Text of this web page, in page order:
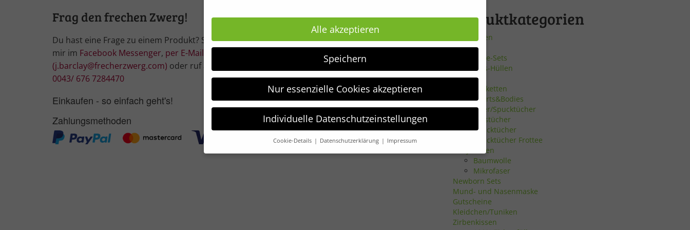
Frag den frechen Zwerg!
Du hast eine Frage zu einem Produkt? Schreibe
mir im Facebook Messenger, per E-Mail
(j.barclay@frecherzwerg.com) oder ruf an:
0043/ 676 7284470
Einkaufen - so einfach geht's!
Zahlungsmethoden
Newsletter
Erhalte die neuesten Kindermodetrends und
aktuelle Angebote als erster.
JETZT ANMELDEN!
Produktkategorien
Geldbörsen
Socken
Geschenke-Sets
Muki-Pass-Hüllen
Röcke
Schnullerketten
Pullis, Shirts&Bodies
Halstücher/Spucktücher
Halstücher
Spucktücher
Spucktücher Frottee
Babydecken
Baumwolle
Mikrofaser
Newborn Sets
Mund- und Nasenmaske
Gutscheine
Kleidchen/Tuniken
Zirbenkissen
Alle akzeptieren
Speichern
Nur essenzielle Cookies akzeptieren
Individuelle Datenschutzeinstellungen
Cookie-Details Datenschutzerklärung Impressum
Datenschutzeinstellungen
Einige von ihnen sind essenziell, während andere uns helfen, diese Website
Hier finden Sie eine Übersicht über alle verwendeten Cookies. Sie können